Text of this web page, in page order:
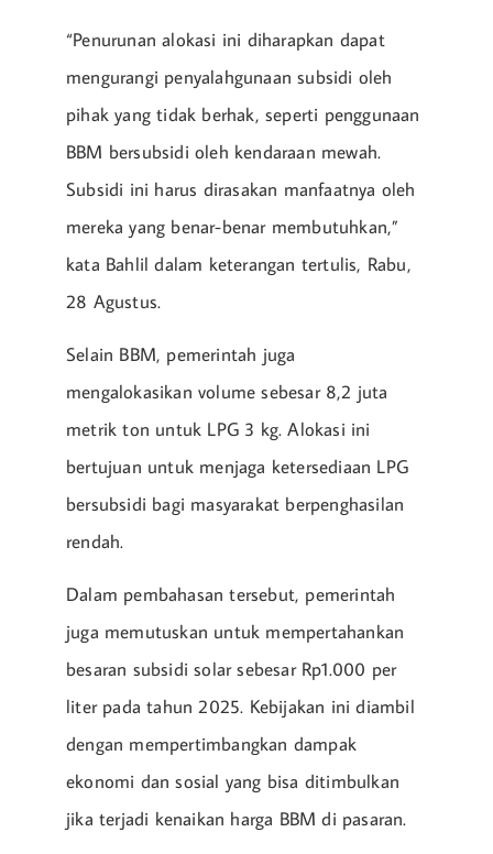
“Penurunan alokasi ini diharapkan dapat
mengurangi penyalahgunaan subsidi oleh
pihak yang tidak berhak, seperti penggunaan
BBM bersubsidi oleh kendaraan mewah.
Subsidi ini harus dirasakan manfaatnya oleh
mereka yang benar-benar membutuhkan,”
kata Bahlil dalam keterangan tertulis, Rabu,
28 Agustus.
Selain BBM, pemerintah juga
mengalokasikan volume sebesar 8,2 juta
metrik ton untuk LPG 3 kg. Alokasi ini
bertujuan untuk menjaga ketersediaan LPG
bersubsidi bagi masyarakat berpenghasilan
rendah.
Dalam pembahasan tersebut, pemerintah
juga memutuskan untuk mempertahankan
besaran subsidi solar sebesar Rp1.000 per
liter pada tahun 2025. Kebijakan ini diambil
dengan mempertimbangkan dampak
ekonomi dan sosial yang bisa ditimbulkan
jika terjadi kenaikan harga BBM di pasaran.